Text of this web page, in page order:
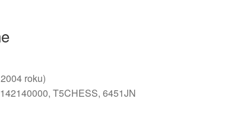
roku)
T5CHESS, 6451JN